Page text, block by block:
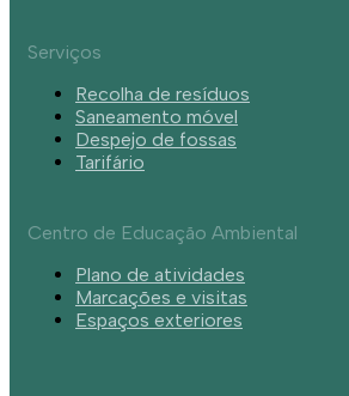
Serviços
Recolha de resíduos
Saneamento móvel
Despejo de fossas
Tarifário
Centro de Educação Ambiental
Plano de atividades
Marcações e visitas
Espaços exteriores